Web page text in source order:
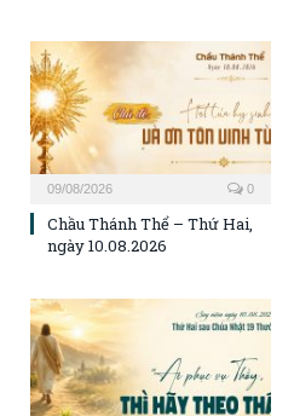
09/08/2026 0
Chầu Thánh Thể – Thứ Hai,
ngày 10.08.2026